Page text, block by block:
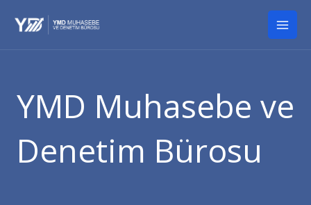
Main
YMD Muhasebe ve
Denetim Bürosu